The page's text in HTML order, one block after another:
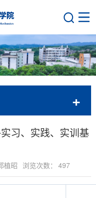
习、实践、实训基
植昭 浏览次数： 497